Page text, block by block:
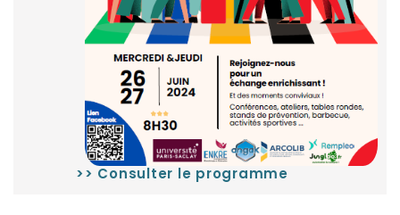
>> Consulter le programme